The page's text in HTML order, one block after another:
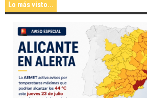
Lo más visto...